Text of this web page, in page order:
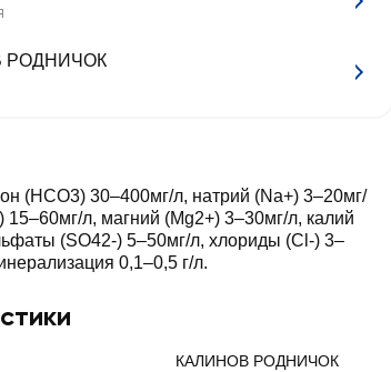
РОДНИЧОК
(НСО3) 30–400мг/л, натрий (Na+) 3–20мг/
15–60мг/л, магний (Mg2+) 3–30мг/л, калий
(SO42-) 5–50мг/л, хлориды (Cl-) 3–
0,1–0,5 г/л.
КАЛИНОВ РОДНИЧОК